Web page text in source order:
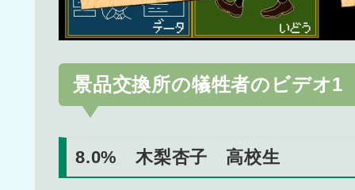
景品交換所の犠牲者のビデオ1
8.0% 木梨杏子 高校生